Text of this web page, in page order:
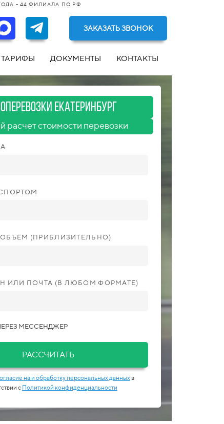
- 44 ФИЛИАЛА ПО РФ
ЗАКАЗАТЬ ЗВОНОК
ТАРИФЫ ДОКУМЕНТЫ КОНТАКТЫ
Екатеринбург
расчет стоимости перевозки
(ПРИБЛИЗИТЕЛЬНО)
ИЛИ ПОЧТА (В ЛЮБОМ ФОРМАТЕ)
МЕССЕНДЖЕР
РАССЧИТАТЬ
на и обработку персональных данныхв
с Политикой конфиденциальности